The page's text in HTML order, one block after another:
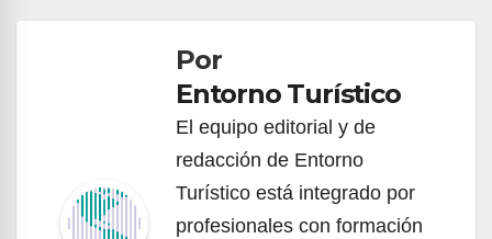
entradasPor
Entorno Turístico
El equipo editorial y de
redacción de Entorno
Turístico está integrado por
profesionales con formación